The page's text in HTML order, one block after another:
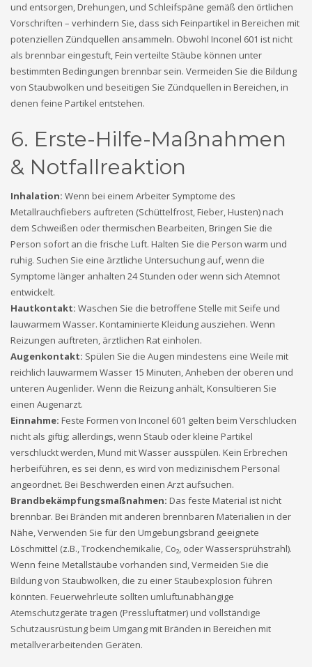
und entsorgen, Drehungen, und Schleifspäne gemäß den örtlichen
Vorschriften – verhindern Sie, dass sich Feinpartikel in Bereichen mit
potenziellen Zündquellen ansammeln. Obwohl Inconel 601 ist nicht
als brennbar eingestuft, Fein verteilte Stäube können unter
bestimmten Bedingungen brennbar sein. Vermeiden Sie die Bildung
von Staubwolken und beseitigen Sie Zündquellen in Bereichen, in
denen feine Partikel entstehen.
6. Erste-Hilfe-Maßnahmen
& Notfallreaktion
Inhalation: Wenn bei einem Arbeiter Symptome des
Metallrauchfiebers auftreten (Schüttelfrost, Fieber, Husten) nach
dem Schweißen oder thermischen Bearbeiten, Bringen Sie die
Person sofort an die frische Luft. Halten Sie die Person warm und
ruhig. Suchen Sie eine ärztliche Untersuchung auf, wenn die
Symptome länger anhalten 24 Stunden oder wenn sich Atemnot
entwickelt.
Hautkontakt: Waschen Sie die betroffene Stelle mit Seife und
lauwarmem Wasser. Kontaminierte Kleidung ausziehen. Wenn
Reizungen auftreten, ärztlichen Rat einholen.
Augenkontakt: Spülen Sie die Augen mindestens eine Weile mit
reichlich lauwarmem Wasser 15 Minuten, Anheben der oberen und
unteren Augenlider. Wenn die Reizung anhält, Konsultieren Sie
einen Augenarzt.
Einnahme: Feste Formen von Inconel 601 gelten beim Verschlucken
nicht als giftig; allerdings, wenn Staub oder kleine Partikel
verschluckt werden, Mund mit Wasser ausspülen. Kein Erbrechen
herbeiführen, es sei denn, es wird von medizinischem Personal
angeordnet. Bei Beschwerden einen Arzt aufsuchen.
Brandbekämpfungsmaßnahmen: Das feste Material ist nicht
brennbar. Bei Bränden mit anderen brennbaren Materialien in der
Nähe, Verwenden Sie für den Umgebungsbrand geeignete
Löschmittel (z.B., Trockenchemikalie, Co₂, oder Wassersprühstrahl).
Wenn feine Metallstäube vorhanden sind, Vermeiden Sie die
Bildung von Staubwolken, die zu einer Staubexplosion führen
könnten. Feuerwehrleute sollten umluftunabhängige
Atemschutzgeräte tragen (Pressluftatmer) und vollständige
Schutzausrüstung beim Umgang mit Bränden in Bereichen mit
metallverarbeitenden Geräten.